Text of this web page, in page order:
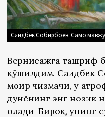
Саидбек Собирбоев. Само
Вернисажга ташриф
қўшилдим. Саидбек
моҳир чизмачи, у
дунёнинг энг нозик
олади. Бироқ, унинг